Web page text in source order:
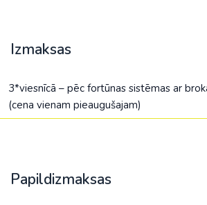
Izmaksas
3*viesnīcā – pēc fortūnas sistēmas ar
(cena vienam pieaugušajam)
Papildizmaksas